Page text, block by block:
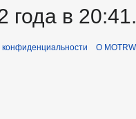
года в 20:41.
конфиденциальности О